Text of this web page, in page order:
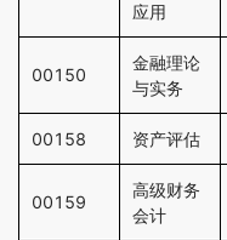
应用
00150
金融理论
与实务
00158 资产评估
00159
高级财务
会计